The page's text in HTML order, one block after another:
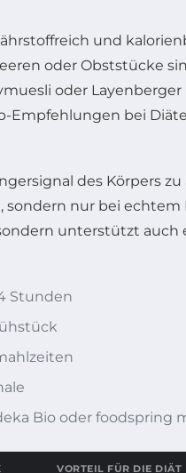
und
oder Obststücke
oder
Empfehlungen bei
des Körpers zu
sondern nur bei echtem
unterstützt auch
Stunden
Bio oder foodspring
VORTEIL FÜR DIE DIÄT